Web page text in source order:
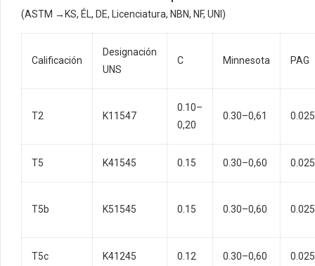
(ASTM →KS, ÉL, DE, Licenciatura, NBN, NF, UNI)
Calificación
Designación
UNS
C Minnesota PAG
T2 K11547
0.10–
0,20
0.30–0,61 0.025
T5 K41545 0.15 0.30–0,60 0.025
T5b K51545 0.15 0.30–0,60 0.025
T5c K41245 0.12 0.30–0,60 0.025